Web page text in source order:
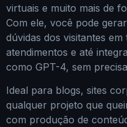
virtuais e muito mais de
Com ele, você pode
dúvidas dos visitantes
atendimentos e até
como GPT-4, sem
Ideal para blogs, sites
qualquer projeto que
com produção de